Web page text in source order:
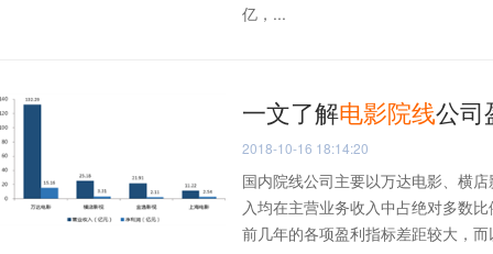
亿，...
一文了解电影院线公司
2018-10-16 18:14:20
国内院线公司主要以万达电影、横
入均在主营业务收入中占绝对多数
前几年的各项盈利指标差距较大，